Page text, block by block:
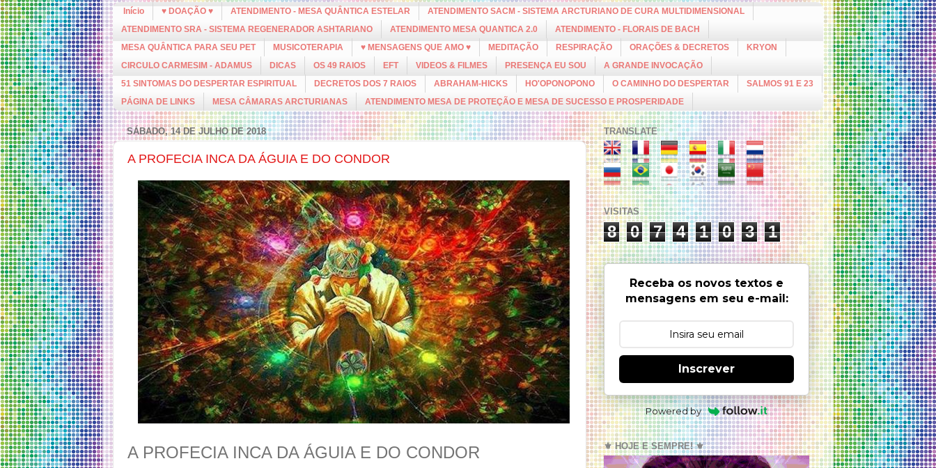
Início ♥ DOAÇÃO ♥ ATENDIMENTO - MESA QUÂNTICA ESTELAR
ATENDIMENTO SACM - SISTEMA ARCTURIANO DE CURA MULTIDIMENSIONAL
ATENDIMENTO SRA - SISTEMA REGENERADOR ASHTARIANO
ATENDIMENTO MESA QUANTICA 2.0
ATENDIMENTO - FLORAIS DE BACH
MESA QUÂNTICA PARA SEU PET
MUSICOTERAPIA ♥ MENSAGENS QUE AMO ♥ MEDITAÇÃO RESPIRAÇÃO ORAÇÕES & DECRETOS
KRYON
CIRCULO CARMESIM - ADAMUS
DICAS OS 49 RAIOS EFT VIDEOS & FILMES PRESENÇA EU SOU
A GRANDE INVOCAÇÃO
51 SINTOMAS DO DESPERTAR ESPIRITUAL
DECRETOS DOS 7 RAIOS ABRAHAM-HICKS HO'OPONOPONO O CAMINHO DO DESPERTAR
SALMOS 91 E 23
PÁGINA DE LINKS
MESA CÂMARAS ARCTURIANAS ATENDIMENTO MESA DE PROTEÇÃO E MESA DE SUCESSO E PROSPERIDADE
SÁBADO, 14 DE JULHO DE 2018
A PROFECIA INCA DA ÁGUIA E DO CONDOR
A PROFECIA INCA DA ÁGUIA E DO CONDOR
TRANSLATE
VISITAS
8 0 7 4 1 0 3 1
Receba os novos textos e
mensagens em seu e-mail:
Inscrever
Powered by
⚜️ HOJE E SEMPRE! ⚜️